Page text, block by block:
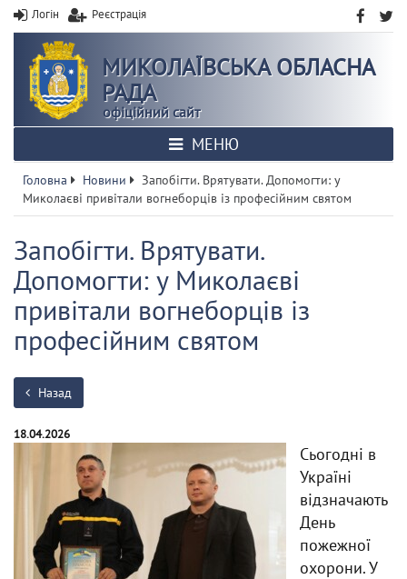
Логін Реєстрація
МИКОЛАЇВСЬКА ОБЛАСНА
РАДА
офіційний сайт
МЕНЮ
Головна Новини
Запобігти. Врятувати. Допомогти: у
Миколаєві привітали вогнеборців із професійним святом
Запобігти. Врятувати.
Допомогти: у Миколаєві
привітали вогнеборців із
професійним святом
Назад
18.04.2026
Сьогодні в
Україні
відзначають
День
пожежної
охорони. У